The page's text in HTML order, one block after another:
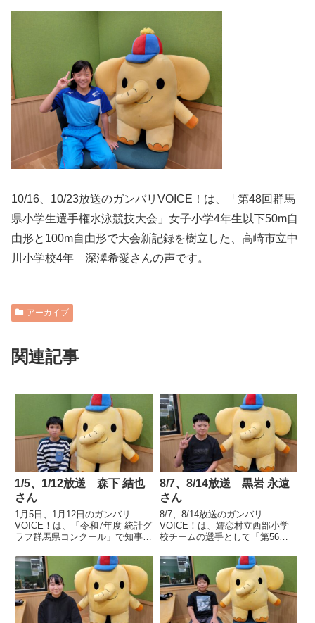
10/16、10/23放送のガンバリVOICE！は、「第48回群馬
県小学生選手権水泳競技大会」女子小学4年生以下50m自
由形と100m自由形で大会新記録を樹立した、高崎市立中
川小学校4年 深澤希愛さんの声です。
アーカイブ
関連記事
1/5、1/12放送 森下 結也
さん
1月5日、1月12日のガンバリ
VOICE！は、「令和7年度 統計グ
ラフ群馬県コンクール」で知事賞
国コンクールに出品され、佳作を
受賞した桐生市立川内小学校4
年 森下 結也さんの声です。
8/7、8/14放送 黒岩 永遠
さん
8/7、8/14放送のガンバリ
VOICE！は、嬬恋村立西部小学
校チームの選手として「第56回
で優勝し、「交通安全子供自転車
全国大会」の出場権を獲得した、
嬬恋村立西部小学校6年 黒岩 永
遠さんの声です。